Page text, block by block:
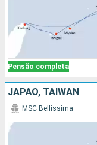
Pensão completa
JAPÃO, TAIWAN
MSC Bellissima